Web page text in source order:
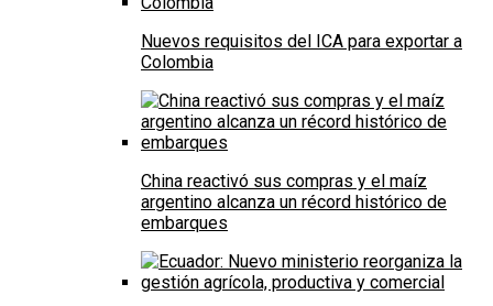
Nuevos requisitos del ICA para exportar a
Colombia
China reactivó sus compras y el maíz
argentino alcanza un récord histórico de
embarques